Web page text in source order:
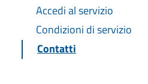
Accedi al servizio
Condizioni di servizio
Contatti